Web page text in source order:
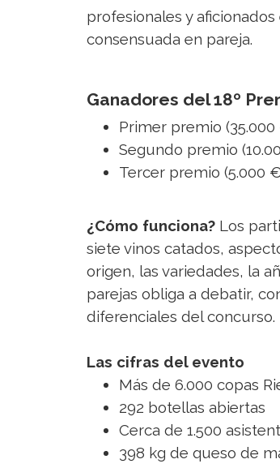
profesionales y
consensuada en pareja.
Ganadores del 18º
Primer premio
Segundo premio
Tercer premio (5.000
¿Cómo funciona? Los
siete vinos catados,
origen, las variedades, la
parejas obliga a debatir,
diferenciales del concurso.
Las cifras del evento
Más de 6.000 copas
292 botellas abiertas
Cerca de 1.500
398 kg de queso de